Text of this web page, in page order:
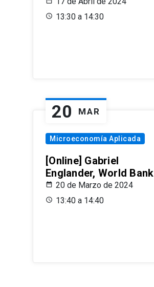
13:30 a 14:30
20 MAR
Microeconomía Aplicada
[Online] Gabriel
Englander, World Bank
20 de Marzo de 2024
13:40 a 14:40